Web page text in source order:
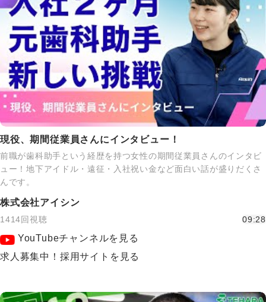
現役、期間従業員さんにインタビュー！
前職が歯科助手という経歴を持つ女性の期間従業員さんのインタビ
ュー！地下アイドル・遠征・入社祝い金など面白い話が盛りだくさ
んです。
株式会社アイシン
1414回視聴 09:28
YouTubeチャンネルを見る
求人募集中！採用サイトを見る